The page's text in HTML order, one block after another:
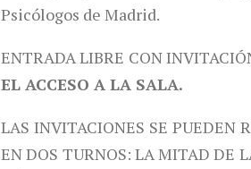
Psicólogos de Madrid.
ENTRADA LIBRE CON
EL ACCESO A LA SALA.
LAS INVITACIONES SE PUEDEN
EN DOS TURNOS: LA MITAD DE